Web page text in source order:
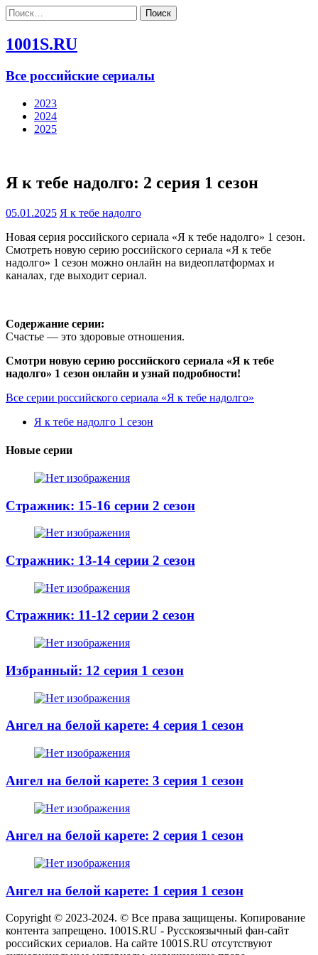
Найти:
1001S.RU
Все российские сериалы
2023
2024
2025
Я к тебе надолго: 2 серия 1 сезон
05.01.2025 Я к тебе надолго
Новая серия российского сериала «Я к тебе надолго» 1 сезон.
Смотреть новую серию российского сериала «Я к тебе
надолго» 1 сезон можно онлайн на видеоплатформах и
каналах, где выходит сериал.
Содержание серии:
Счастье — это здоровые отношения.
Смотри новую серию российского сериала «Я к тебе
надолго» 1 сезон онлайн и узнай подробности!
Все серии российского сериала «Я к тебе надолго»
Я к тебе надолго 1 сезон
Новые серии
Стражник: 15-16 серии 2 сезон
Стражник: 13-14 серии 2 сезон
Стражник: 11-12 серии 2 сезон
Избранный: 12 серия 1 сезон
Ангел на белой карете: 4 серия 1 сезон
Ангел на белой карете: 3 серия 1 сезон
Ангел на белой карете: 2 серия 1 сезон
Ангел на белой карете: 1 серия 1 сезон
Copyright © 2023-2024. © Все права защищены. Копирование
контента запрещено. 1001S.RU - Русскоязычный фан-сайт
российских сериалов. На сайте 1001S.RU отсутствуют